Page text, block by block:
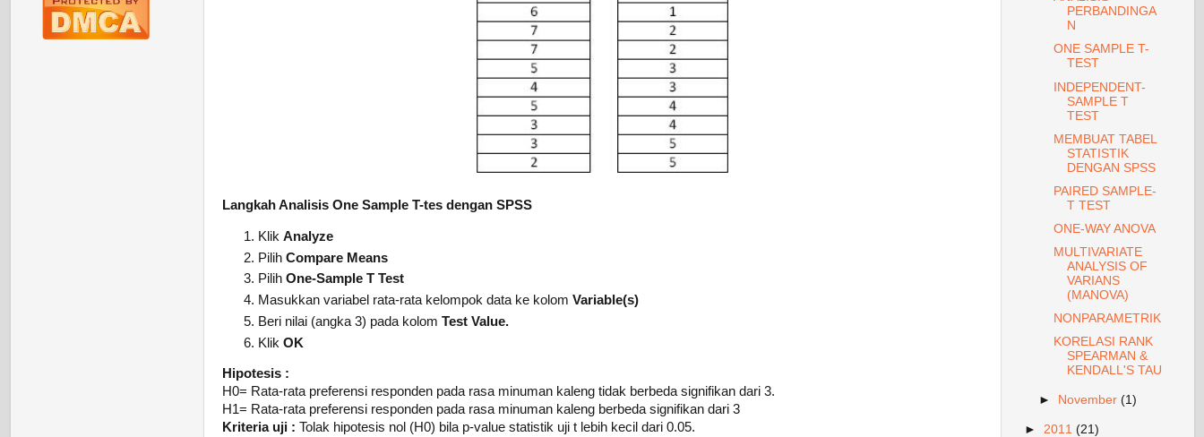
Langkah Analisis One Sample T-tes dengan SPSS
Klik Analyze
Pilih Compare Means
Pilih One-Sample T Test
Masukkan variabel rata-rata kelompok data ke kolom Variable(s)
Beri nilai (angka 3) pada kolom Test Value.
Klik OK
Hipotesis :
H0= Rata-rata preferensi responden pada rasa minuman kaleng tidak berbeda signifikan dari 3.
H1= Rata-rata preferensi responden pada rasa minuman kaleng berbeda signifikan dari 3
Kriteria uji : Tolak hipotesis nol (H0) bila p-value statistik uji t lebih kecil dari 0.05.
PERBANDINGA
N
ONE SAMPLE T-
TEST
INDEPENDENT-
SAMPLE T
TEST
MEMBUAT TABEL
STATISTIK
DENGAN SPSS
PAIRED SAMPLE-
T TEST
ONE-WAY ANOVA
MULTIVARIATE
ANALYSIS OF
VARIANS
(MANOVA)
NONPARAMETRIK
KORELASI RANK
SPEARMAN &
KENDALL'S TAU
► November (1)
► 2011 (21)